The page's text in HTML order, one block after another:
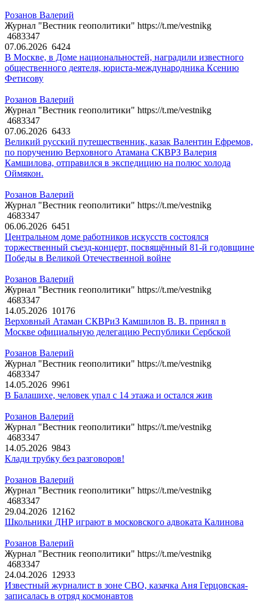
Розанов Валерий
Журнал "Вестник геополитики" https://t.me/vestnikg
4683347
07.06.2026 6424
В Москве, в Доме национальностей, наградили известного
общественного деятеля, юриста-международника Ксению
Фетисову
Розанов Валерий
Журнал "Вестник геополитики" https://t.me/vestnikg
4683347
07.06.2026 6433
Великий русский путешественник, казак Валентин Ефремов,
по поручению Верховного Атамана СКВРЗ Валерия
Камшилова, отправился в экспедицию на полюс холода
Оймякон.
Розанов Валерий
Журнал "Вестник геополитики" https://t.me/vestnikg
4683347
06.06.2026 6451
Центральном доме работников искусств состоялся
торжественный съезд-концерт, посвящённый 81-й годовщине
Победы в Великой Отечественной войне
Розанов Валерий
Журнал "Вестник геополитики" https://t.me/vestnikg
4683347
14.05.2026 10176
Верховный Атаман СКВРиЗ Камшилов В. В. принял в
Москве официальную делегацию Республики Сербской
Розанов Валерий
Журнал "Вестник геополитики" https://t.me/vestnikg
4683347
14.05.2026 9961
В Балашихе, человек упал с 14 этажа и остался жив
Розанов Валерий
Журнал "Вестник геополитики" https://t.me/vestnikg
4683347
14.05.2026 9843
Клади трубку без разговоров!
Розанов Валерий
Журнал "Вестник геополитики" https://t.me/vestnikg
4683347
29.04.2026 12162
Школьники ДНР играют в московского адвоката Калинова
Розанов Валерий
Журнал "Вестник геополитики" https://t.me/vestnikg
4683347
24.04.2026 12933
Известный журналист в зоне СВО, казачка Аня Герцовская-
записалась в отряд космонавтов